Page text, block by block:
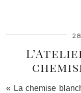
« La chemise